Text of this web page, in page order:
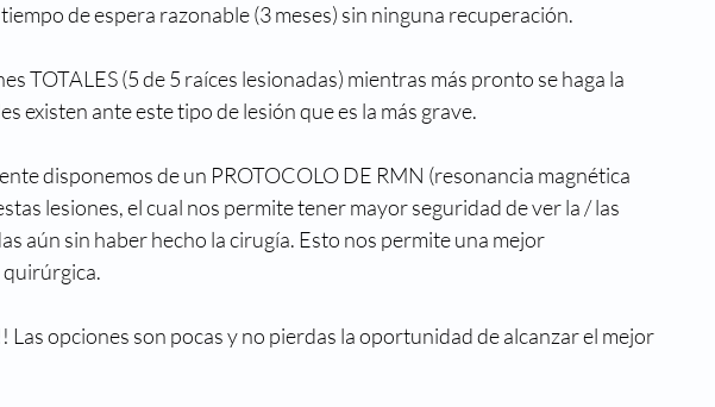
de espera razonable (3 meses) sin ninguna recuperación.
TOTALES (5 de 5 raíces lesionadas) mientras más pronto se haga la
existen ante este tipo de lesión que es la más grave.
disponemos de un PROTOCOLO DE RMN (resonancia magnética
lesiones, el cual nos permite tener mayor seguridad de ver la / las
aún sin haber hecho la cirugía. Esto nos permite una mejor
Las opciones son pocas y no pierdas la oportunidad de alcanzar el mejor